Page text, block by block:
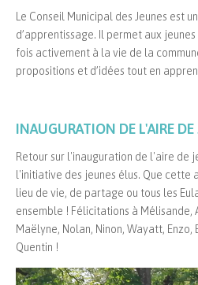
Le Conseil Municipal des Jeunes est
d’apprentissage. Il permet aux
fois activement à la vie de la
propositions et d’idées tout en
INAUGURATION DE L'AIRE DE
Retour sur l'inauguration de l'aire de
l'initiative des jeunes élus. Que cette
lieu de vie, de partage ou tous les
ensemble ! Félicitations à Mélisande,
Maëlyne, Nolan, Ninon, Wayatt,
Quentin !